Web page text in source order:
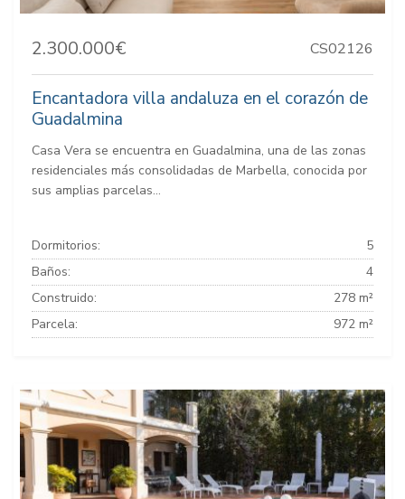
2.300.000€ CS02126
Encantadora villa andaluza en el corazón de
Guadalmina
Casa Vera se encuentra en Guadalmina, una de las zonas
residenciales más consolidadas de Marbella, conocida por
sus amplias parcelas...
Dormitorios:
5
Baños:
4
Construido:
278 m²
Parcela:
972 m²